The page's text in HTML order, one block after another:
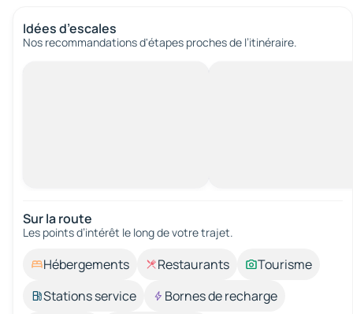
Idées d’escales
Nos recommandations d'étapes proches de l’itinéraire.
Sur la route
Les points d’intérêt le long de votre trajet.
Hébergements Restaurants
Tourisme
Stations service
Bornes de recharge